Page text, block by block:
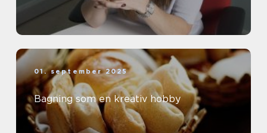
01. september 2025
Bagning som en kreativ hobby